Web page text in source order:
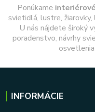
Ponúkame interiérové
svietidlá, lustre, žiarovky,
U nás nájdete široký
poradenstvo, návrhy
INFORMÁCIE